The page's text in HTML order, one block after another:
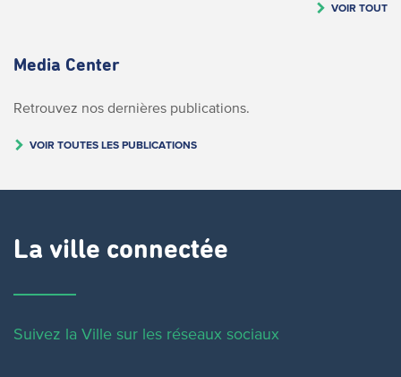
VOIR TOUT
Media Center
Retrouvez nos dernières publications.
VOIR TOUTES LES PUBLICATIONS
La ville connectée
Suivez la Ville sur les réseaux sociaux